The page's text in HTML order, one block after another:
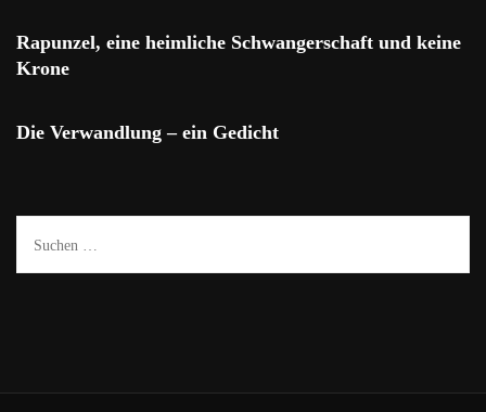
Rapunzel, eine heimliche Schwangerschaft und keine
Krone
Die Verwandlung – ein Gedicht
Suchen
nach: